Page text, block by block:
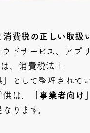
費税の正しい取扱
ドサービス、アプ
、消費税法上
として整理されてい
は、
「事業者向け
ります。